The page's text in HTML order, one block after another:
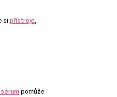
si přístroje,
pomůže